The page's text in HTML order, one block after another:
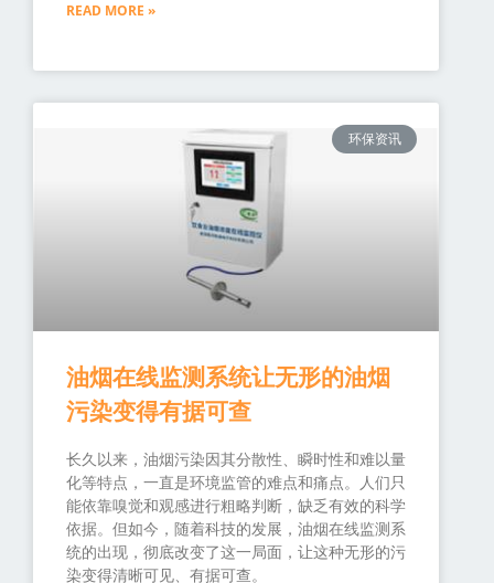
READ MORE »
环保资讯
油烟在线监测系统让无形的油烟
污染变得有据可查
长久以来，油烟污染因其分散性、瞬时性和难以量
化等特点，一直是环境监管的难点和痛点。人们只
能依靠嗅觉和观感进行粗略判断，缺乏有效的科学
依据。但如今，随着科技的发展，油烟在线监测系
统的出现，彻底改变了这一局面，让这种无形的污
染变得清晰可见、有据可查。